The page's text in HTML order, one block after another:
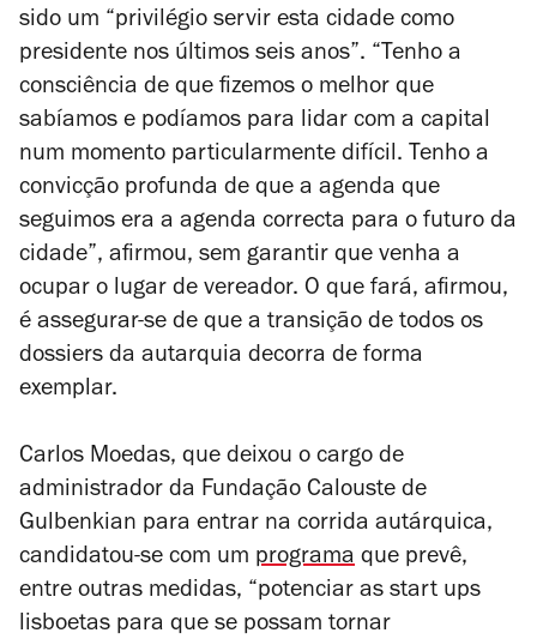
sido um “privilégio servir esta cidade como
presidente nos últimos seis anos”. “Tenho a
consciência de que fizemos o melhor que
sabíamos e podíamos para lidar com a capital
num momento particularmente difícil. Tenho a
convicção profunda de que a agenda que
seguimos era a agenda correcta para o futuro da
cidade”, afirmou, sem garantir que venha a
ocupar o lugar de vereador. O que fará, afirmou,
é assegurar-se de que a transição de todos os
dossiers da autarquia decorra de forma
exemplar.
Carlos Moedas, que deixou o cargo de
administrador da Fundação Calouste de
Gulbenkian para entrar na corrida autárquica,
candidatou-se com um programa que prevê,
entre outras medidas, “potenciar as start ups
lisboetas para que se possam tornar